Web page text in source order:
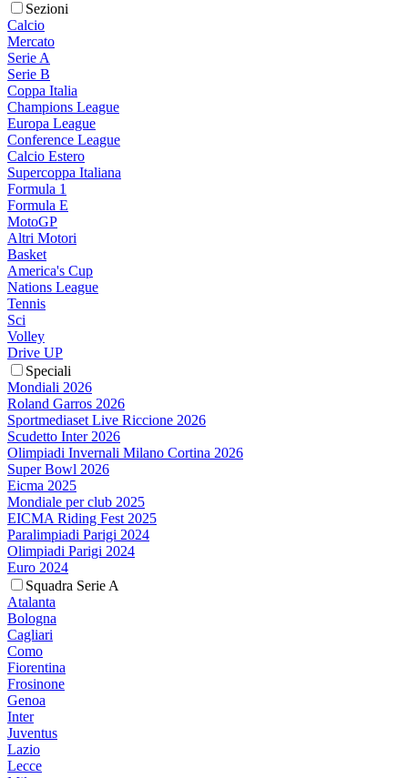
Sezioni
Calcio
Mercato
Serie A
Serie B
Coppa Italia
Champions League
Europa League
Conference League
Calcio Estero
Supercoppa Italiana
Formula 1
Formula E
MotoGP
Altri Motori
Basket
America's Cup
Nations League
Tennis
Sci
Volley
Drive UP
Speciali
Mondiali 2026
Roland Garros 2026
Sportmediaset Live Riccione 2026
Scudetto Inter 2026
Olimpiadi Invernali Milano Cortina 2026
Super Bowl 2026
Eicma 2025
Mondiale per club 2025
EICMA Riding Fest 2025
Paralimpiadi Parigi 2024
Olimpiadi Parigi 2024
Euro 2024
Squadra Serie A
Atalanta
Bologna
Cagliari
Como
Fiorentina
Frosinone
Genoa
Inter
Juventus
Lazio
Lecce